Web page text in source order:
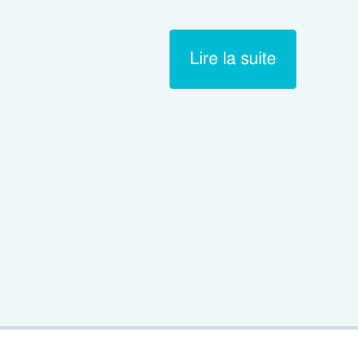
Lire la suite